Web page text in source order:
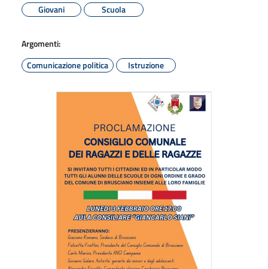
Giovani
Scuola
Argomenti:
Comunicazione politica
Istruzione